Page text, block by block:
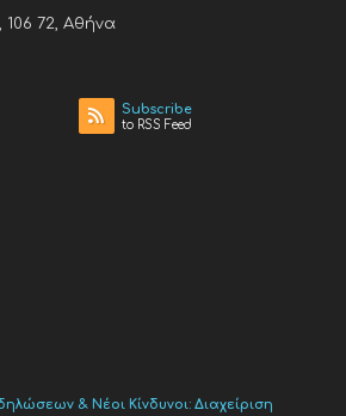
72, Αθήνα
Subscribe
to RSS Feed
& Νέοι Κίνδυνοι: Διαχείριση